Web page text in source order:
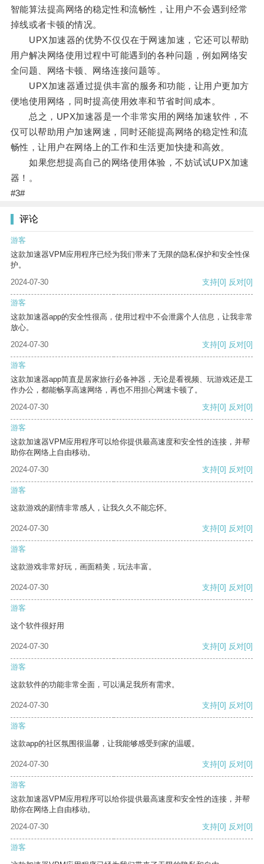
智能算法提高网络的稳定性和流畅性，让用户不会遇到经常
掉线或者卡顿的情况。
UPX加速器的优势不仅仅在于网速加速，它还可以帮助
用户解决网络使用过程中可能遇到的各种问题，例如网络安
全问题、网络卡顿、网络连接问题等。
UPX加速器通过提供丰富的服务和功能，让用户更加方
便地使用网络，同时提高使用效率和节省时间成本。
总之，UPX加速器是一个非常实用的网络加速软件，不
仅可以帮助用户加速网速，同时还能提高网络的稳定性和流
畅性，让用户在网络上的工作和生活更加快捷和高效。
如果您想提高自己的网络使用体验，不妨试试UPX加速
器！。
#3#
评论
游客
这款加速器VPM应用程序已经为我们带来了无限的隐私保护和安全性保
护。
2024-07-30
支持[0] 反对[0]
游客
这款加速器app的安全性很高，使用过程中不会泄露个人信息，让我非常
放心。
2024-07-30
支持[0] 反对[0]
游客
这款加速器app简直是居家旅行必备神器，无论是看视频、玩游戏还是工
作办公，都能畅享高速网络，再也不用担心网速卡顿了。
2024-07-30
支持[0] 反对[0]
游客
这款加速器VPM应用程序可以给你提供最高速度和安全性的连接，并帮
助你在网络上自由移动。
2024-07-30
支持[0] 反对[0]
游客
这款游戏的剧情非常感人，让我久久不能忘怀。
2024-07-30 支持[0] 反对[0]
游客
这款游戏非常好玩，画面精美，玩法丰富。
2024-07-30 支持[0] 反对[0]
游客
这个软件很好用
2024-07-30 支持[0] 反对[0]
游客
这款软件的功能非常全面，可以满足我所有需求。
2024-07-30 支持[0] 反对[0]
游客
这款app的社区氛围很温馨，让我能够感受到家的温暖。
2024-07-30 支持[0] 反对[0]
游客
这款加速器VPM应用程序可以给你提供最高速度和安全性的连接，并帮
助你在网络上自由移动。
2024-07-30
支持[0] 反对[0]
游客